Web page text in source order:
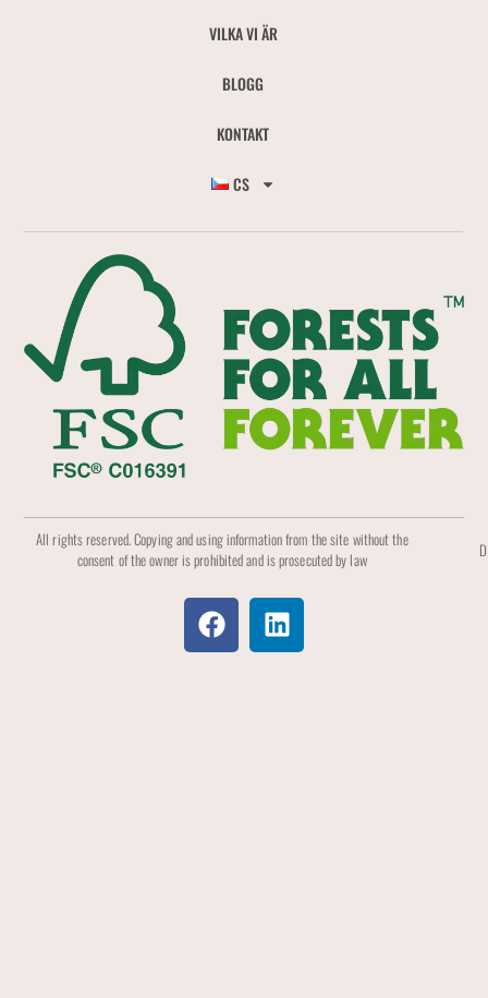
VILKA VI ÄR
BLOGG
KONTAKT
CS
All rights reserved. Copying and using information from the site without the
consent of the owner is prohibited and is prosecuted by law